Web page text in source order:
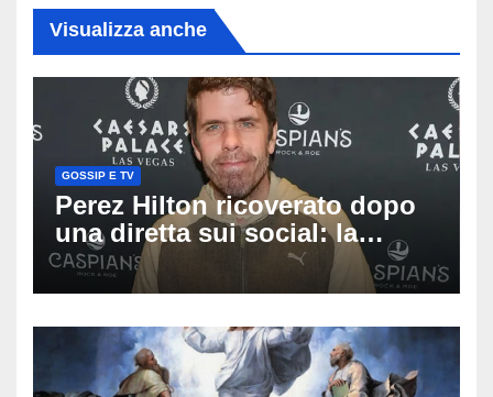
Visualizza anche
GOSSIP E TV
Perez Hilton ricoverato dopo
una diretta sui social: la
famiglia rompe il silenzio
sulle sue condizioni